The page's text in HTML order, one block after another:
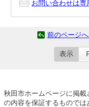
お問い合わせは専
前のページ
表示
秋田市ホームページに掲
の内容を保証するものでは